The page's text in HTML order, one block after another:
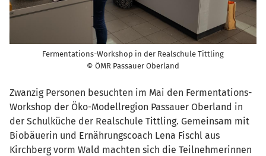
Fermentations-Workshop in der Realschule Tittling
© ÖMR Passauer Oberland
Zwanzig Personen besuchten im Mai den Fermentations-
Workshop der Öko-Modellregion Passauer Oberland in
der Schulküche der Realschule Tittling. Gemeinsam mit
Biobäuerin und Ernährungscoach Lena Fischl aus
Kirchberg vorm Wald machten sich die Teilnehmerinnen